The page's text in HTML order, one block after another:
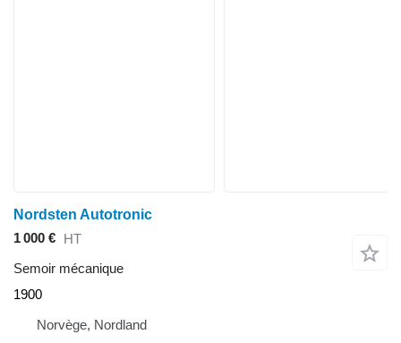
Nordsten Autotronic
1 000 € HT
Semoir mécanique
1900
Norvège, Nordland